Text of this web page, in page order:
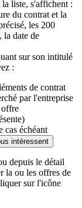
liste, s'affichent :
du contrat et la
les 200
la date de
sur son intitulé
:
de contrat
par l'entreprise
offre
cas échéant
intéressent
depuis le détail
la ou les offres de
sur l'icône